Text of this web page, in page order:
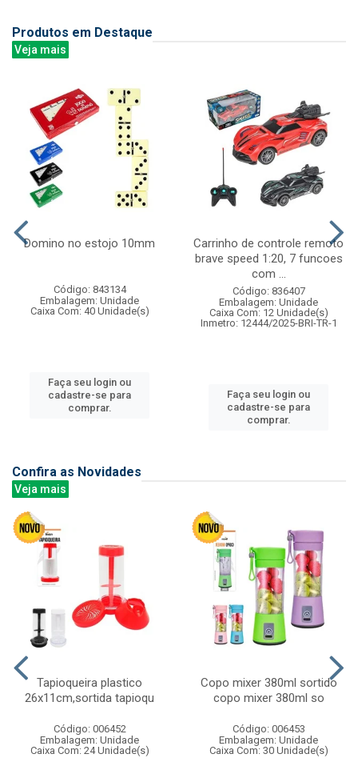
Produtos em Destaque
Veja mais
Domino no estojo 10mm
Código: 843134
Embalagem: Unidade
Caixa Com: 40 Unidade(s)
Faça seu login ou
cadastre-se para
comprar.
Carrinho de controle remoto
brave speed 1:20, 7 funcoes
com ...
Código: 836407
Embalagem: Unidade
Caixa Com: 12 Unidade(s)
Inmetro: 12444/2025-BRI-TR-1
Faça seu login ou
cadastre-se para
comprar.
Confira as Novidades
Veja mais
Tapioqueira plastico
26x11cm,sortida tapioqu
Código: 006452
Embalagem: Unidade
Caixa Com: 24 Unidade(s)
Copo mixer 380ml sortido
copo mixer 380ml so
Código: 006453
Embalagem: Unidade
Caixa Com: 30 Unidade(s)